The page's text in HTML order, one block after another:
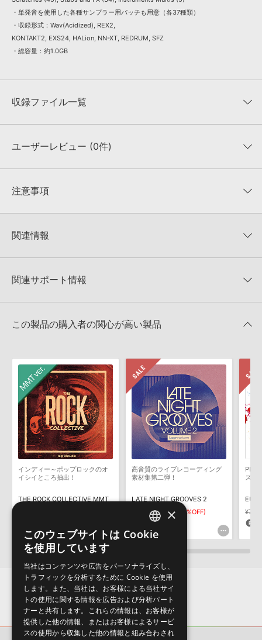
・単発音を使用した各種サンプラー用パッチも用意（各37種類）
・収録形式：Wav(Acidized), REX2,
KONTAKT2, EXS24, HALion, NN-XT, REDRUM, SFZ
・総容量：約1.0GB
収録ファイル一覧
収録ファイル一覧
ユーザーレビュー (0件)
★★★★★
★5
★4
★1
0%
注意事項
KONTAKTフォーマットは、
でお使いいただけます。無償版のKONTAKT PLAYERではお使いい
4GBを超えるデータに関するご注意：
FAT32でフォーマットされた
きます際には、NTFSやHFS＋でフォーマットされたHDDをご用意
いただく必要がございます。
知らせするメールの2通が送信されます。メールに記載されており
ます説明に沿って、製品のダウンロード／導入を行って下さい。
サンプルパック製品には、原則として日本語版操作マニュアルをご
用意しておりません。ご購入後のご不明点や詳細に関するお問い合
わせなどはテクニカルサポート
までご連絡ください。
デモソングは、製品収録サウンドを使ってできることを紹介するた
めのデモンストレーション用の楽曲です。原則として、デモソング
そのものをお使いいただくことはできません。また、デモソングを
構成する全てのサウンドが、サンプルパックに含まれていることを
保証するものではありません。
しかねます。
関連情報
マーセール！
関連サポート情報
2022.06.06
2022.06.06
2022.06.06
Reason Studios社「Reason」及び関連ソフトでのプリセット追
加方法
2022.01.21
KONTAKT ライブラリのロード方法（Native Access 非対応製
品）
マークのついた情報は、該当する製品のご購入ユーザー様専用となって
おります。ご覧頂くには、該当する製品をご購入頂く必要がございます。
LIVE LOUNGEのサポート情報
この製品の購入者の関心が高い製品
インディー～ポップロックのオ
イシイところ抽出！
THE ROCK COLLECTIVE MMT
高音質のライブレコーディング
素材集第二弾！
LATE NIGHT GROOVES 2
¥8,525 ¥5,967(30%OFF)
298pt
ズ
ENGLISH
×
このウェブサイトは Cookie
を使用しています
当社はコンテンツや広告をパーソナライズし、
トラフィックを分析するために Cookie を使用
します。また、当社は、お客様による当社サイ
トの使用に関する情報を広告および分析パート
ナーと共有します。これらの情報は、お客様が
提供した他の情報、またはお客様によるサービ
スの使用から収集した他の情報と組み合わされ